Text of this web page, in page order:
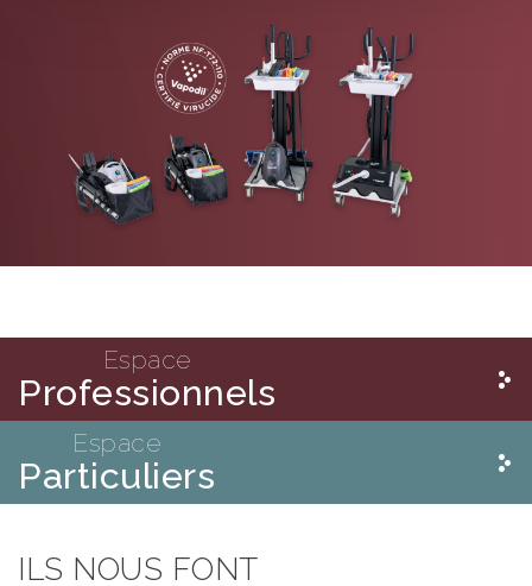
Espace
Professionnels
Espace
Particuliers
ILS NOUS FONT